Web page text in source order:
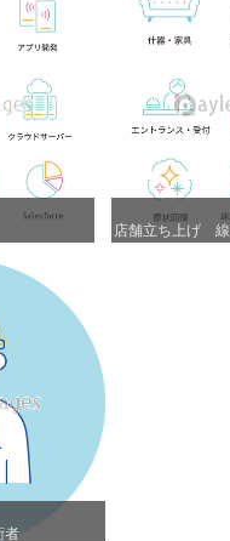
店舗立ち上げ 線
店舗立ち上げ 線